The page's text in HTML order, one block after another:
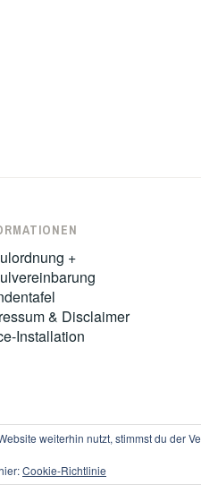
+
& Disclaimer
Installation
BEREITGESTELLT VON
weiterhin nutzt, stimmst du der
Cookie-Richtlinie